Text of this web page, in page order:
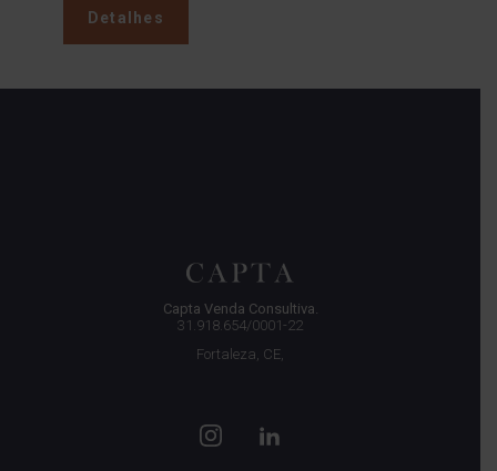
Detalhes
Capta Venda Consultiva.
31.918.654/0001-22
Fortaleza, CE,